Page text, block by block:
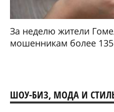
За неделю жители
мошенникам более
ШОУ-БИЗ, МОДА И